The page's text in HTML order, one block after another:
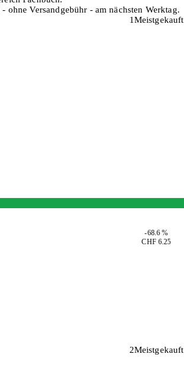
Versandgebühr - am nächsten Werktag.
1Meistgekauft
-68.6 %
CHF 6.25
2Meistgekauft